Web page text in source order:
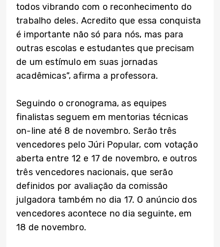
todos vibrando com o reconhecimento do
trabalho deles. Acredito que essa conquista
é importante não só para nós, mas para
outras escolas e estudantes que precisam
de um estímulo em suas jornadas
acadêmicas”, afirma a professora.
Seguindo o cronograma, as equipes
finalistas seguem em mentorias técnicas
on-line até 8 de novembro. Serão três
vencedores pelo Júri Popular, com votação
aberta entre 12 e 17 de novembro, e outros
três vencedores nacionais, que serão
definidos por avaliação da comissão
julgadora também no dia 17. O anúncio dos
vencedores acontece no dia seguinte, em
18 de novembro.